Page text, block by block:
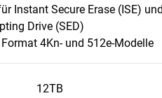
Instant Secure Erase (ISE) und
Drive (SED)
4Kn- und 512e-Modelle
12TB